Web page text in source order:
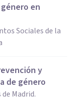
en
Sociales de la
y
de género
Madrid.